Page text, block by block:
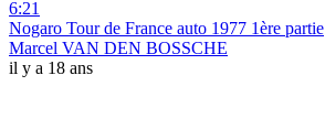
6:21
Nogaro Tour de France auto 1977 1ère partie
Marcel VAN DEN BOSSCHE
il y a 18 ans